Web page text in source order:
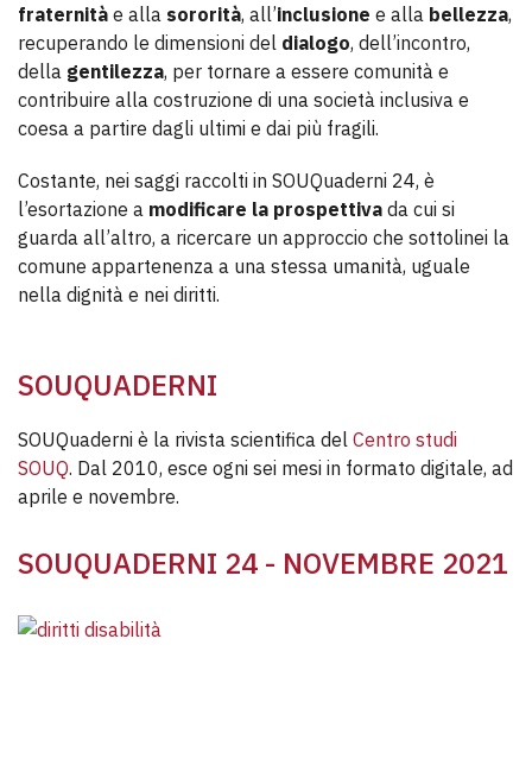
fraternità e alla sororità, all’inclusione e alla bellezza,
recuperando le dimensioni del dialogo, dell’incontro,
della gentilezza, per tornare a essere comunità e
contribuire alla costruzione di una società inclusiva e
coesa a partire dagli ultimi e dai più fragili.
Costante, nei saggi raccolti in SOUQuaderni 24, è
l’esortazione a modificare la prospettiva da cui si
guarda all’altro, a ricercare un approccio che sottolinei la
comune appartenenza a una stessa umanità, uguale
nella dignità e nei diritti.
SOUQUADERNI
SOUQuaderni è la rivista scientifica del Centro studi
SOUQ. Dal 2010, esce ogni sei mesi in formato digitale, ad
aprile e novembre.
SOUQUADERNI 24 - NOVEMBRE 2021